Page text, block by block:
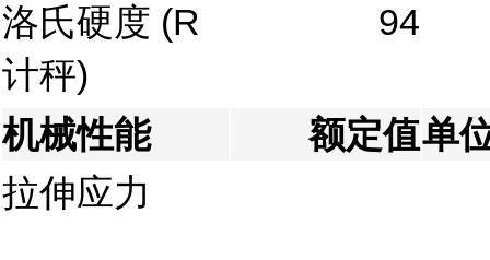
洛氏硬度 (R
计秤)
94
机械性能 额定值单
拉伸应力